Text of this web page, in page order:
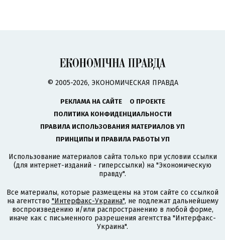
© 2005-2026, ЭКОНОМИЧЕСКАЯ ПРАВДА
РЕКЛАМА НА САЙТЕ
О ПРОЕКТЕ
ПОЛИТИКА КОНФИДЕНЦИАЛЬНОСТИ
ПРАВИЛА ИСПОЛЬЗОВАНИЯ МАТЕРИАЛОВ УП
ПРИНЦИПЫ И ПРАВИЛА РАБОТЫ УП
Использование материалов сайта только при условии ссылки
(для интернет-изданий - гиперссылки) на "Экономическую
правду".
Все материалы, которые размещены на этом сайте со ссылкой
на агентство "Интерфакс-Украина", не подлежат дальнейшему
воспроизведению и/или распространению в любой форме,
иначе как с письменного разрешения агентства "Интерфакс-
Украина".